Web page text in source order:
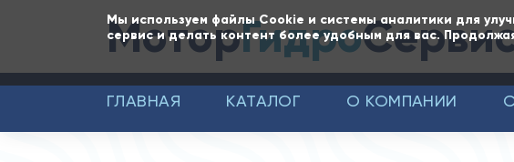
Мы используем файлы Cookie и системы аналитики для
сервис и делать контент более удобным для вас.
МоторГидро
ГЛАВНАЯ КАТАЛОГ О КОМПАНИИ